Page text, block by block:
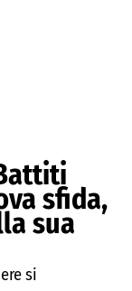
sfida,
sua
si